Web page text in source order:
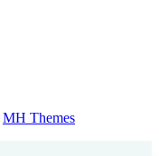
MH Themes